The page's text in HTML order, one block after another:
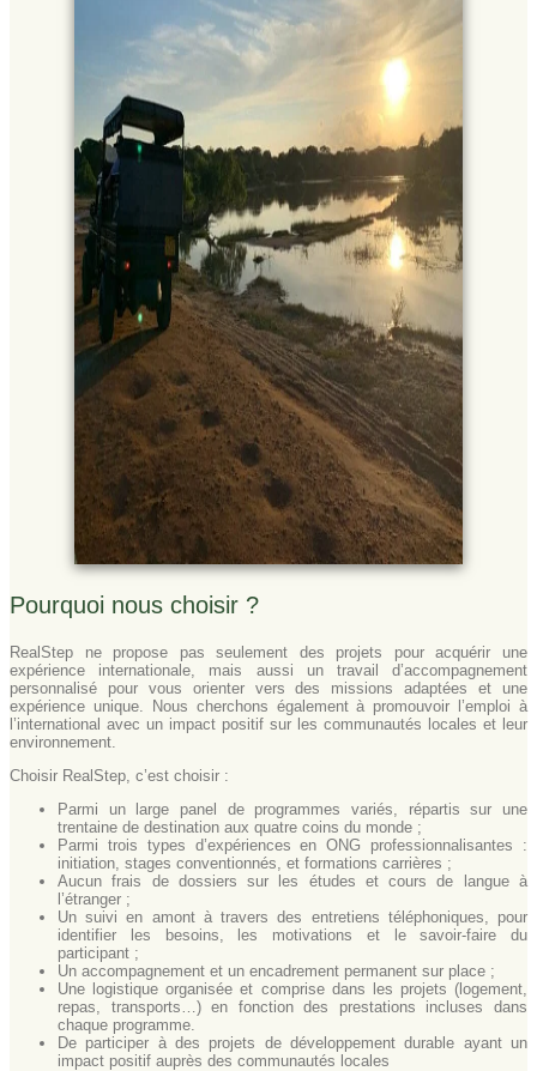
Pourquoi nous choisir ?
RealStep ne propose pas seulement des projets pour acquérir une
expérience internationale, mais aussi un travail d’accompagnement
personnalisé pour vous orienter vers des missions adaptées et une
expérience unique. Nous cherchons également à promouvoir l’emploi à
l’international avec un impact positif sur les communautés locales et leur
environnement.
Choisir RealStep, c’est choisir :
Parmi un large panel de programmes variés, répartis sur une
trentaine de destination aux quatre coins du monde ;
Parmi trois types d’expériences en ONG professionnalisantes :
initiation, stages conventionnés, et formations carrières ;
Aucun frais de dossiers sur les études et cours de langue à
l’étranger ;
Un suivi en amont à travers des entretiens téléphoniques, pour
identifier les besoins, les motivations et le savoir-faire du
participant ;
Un accompagnement et un encadrement permanent sur place ;
Une logistique organisée et comprise dans les projets (logement,
repas, transports…) en fonction des prestations incluses dans
chaque programme.
De participer à des projets de développement durable ayant un
impact positif auprès des communautés locales